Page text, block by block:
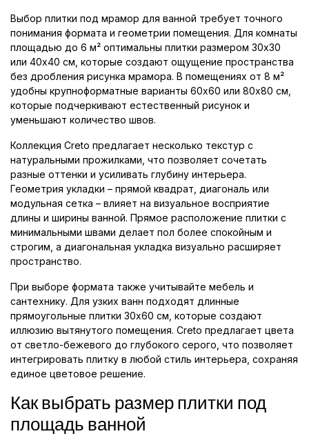
Выбор плитки под мрамор для ванной требует точного
понимания формата и геометрии помещения. Для комнаты
площадью до 6 м² оптимальны плитки размером 30x30
или 40x40 см, которые создают ощущение пространства
без дробления рисунка мрамора. В помещениях от 8 м²
удобны крупноформатные варианты 60x60 или 80x80 см,
которые подчеркивают естественный рисунок и
уменьшают количество швов.
Коллекция Creto предлагает несколько текстур с
натуральными прожилками, что позволяет сочетать
разные оттенки и усиливать глубину интерьера.
Геометрия укладки – прямой квадрат, диагональ или
модульная сетка – влияет на визуальное восприятие
длины и ширины ванной. Прямое расположение плитки с
минимальными швами делает пол более спокойным и
строгим, а диагональная укладка визуально расширяет
пространство.
При выборе формата также учитывайте мебель и
сантехнику. Для узких ванн подходят длинные
прямоугольные плитки 30x60 см, которые создают
иллюзию вытянутого помещения. Creto предлагает цвета
от светло-бежевого до глубокого серого, что позволяет
интегрировать плитку в любой стиль интерьера, сохраняя
единое цветовое решение.
Как выбрать размер плитки под
площадь ванной